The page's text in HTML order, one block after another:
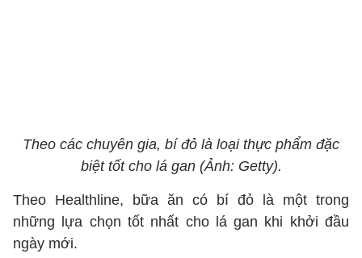
Theo các chuyên gia, bí đỏ là loại thực phẩm đặc
biệt tốt cho lá gan (Ảnh: Getty).
Theo Healthline, bữa ăn có bí đỏ là một trong
những lựa chọn tốt nhất cho lá gan khi khởi đầu
ngày mới.